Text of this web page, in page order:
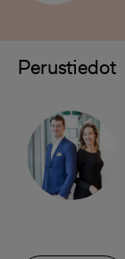
Perustiedot